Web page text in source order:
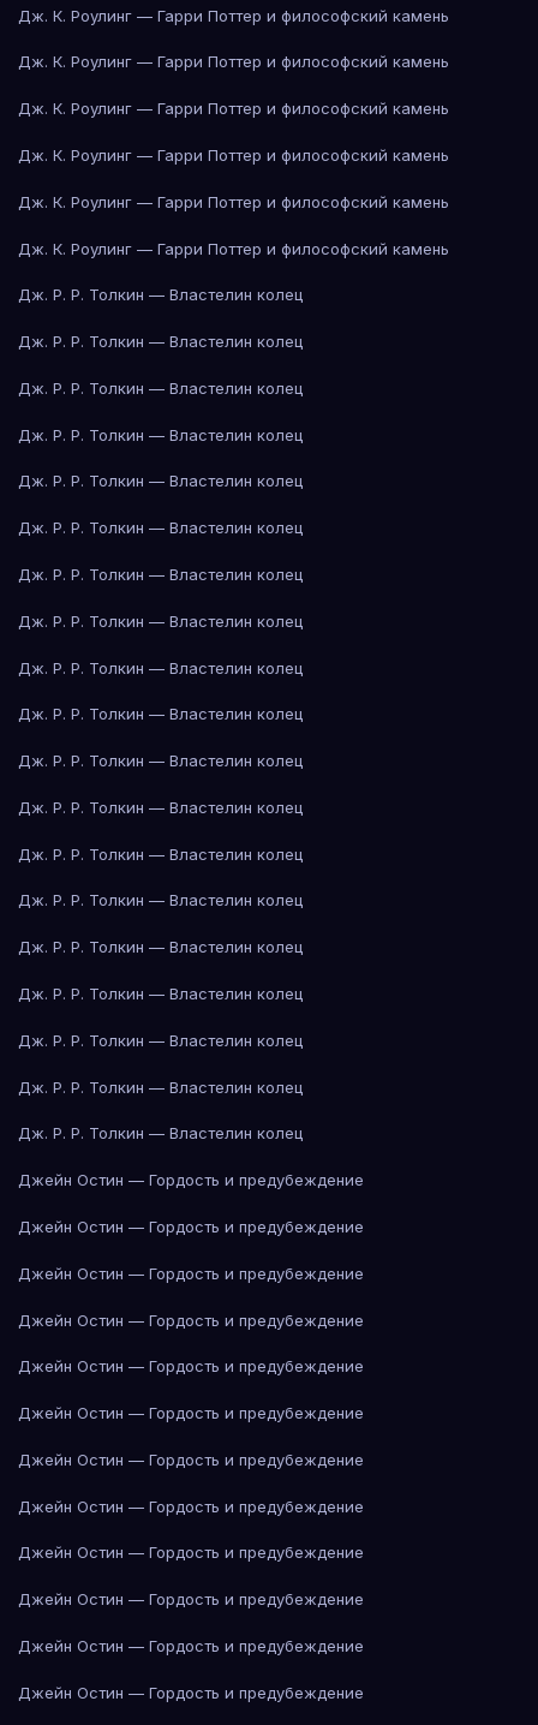
Дж. К. Роулинг — Гарри Поттер и философский камень
Дж. К. Роулинг — Гарри Поттер и философский камень
Дж. К. Роулинг — Гарри Поттер и философский камень
Дж. К. Роулинг — Гарри Поттер и философский камень
Дж. К. Роулинг — Гарри Поттер и философский камень
Дж. К. Роулинг — Гарри Поттер и философский камень
Дж. Р. Р. Толкин — Властелин колец
Дж. Р. Р. Толкин — Властелин колец
Дж. Р. Р. Толкин — Властелин колец
Дж. Р. Р. Толкин — Властелин колец
Дж. Р. Р. Толкин — Властелин колец
Дж. Р. Р. Толкин — Властелин колец
Дж. Р. Р. Толкин — Властелин колец
Дж. Р. Р. Толкин — Властелин колец
Дж. Р. Р. Толкин — Властелин колец
Дж. Р. Р. Толкин — Властелин колец
Дж. Р. Р. Толкин — Властелин колец
Дж. Р. Р. Толкин — Властелин колец
Дж. Р. Р. Толкин — Властелин колец
Дж. Р. Р. Толкин — Властелин колец
Дж. Р. Р. Толкин — Властелин колец
Дж. Р. Р. Толкин — Властелин колец
Дж. Р. Р. Толкин — Властелин колец
Дж. Р. Р. Толкин — Властелин колец
Дж. Р. Р. Толкин — Властелин колец
Джейн Остин — Гордость и предубеждение
Джейн Остин — Гордость и предубеждение
Джейн Остин — Гордость и предубеждение
Джейн Остин — Гордость и предубеждение
Джейн Остин — Гордость и предубеждение
Джейн Остин — Гордость и предубеждение
Джейн Остин — Гордость и предубеждение
Джейн Остин — Гордость и предубеждение
Джейн Остин — Гордость и предубеждение
Джейн Остин — Гордость и предубеждение
Джейн Остин — Гордость и предубеждение
Джейн Остин — Гордость и предубеждение